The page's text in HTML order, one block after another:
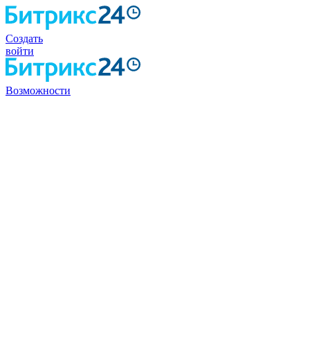
Создать
войти
Возможности